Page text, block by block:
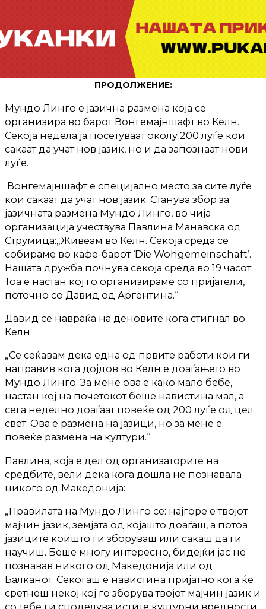
ПРОДОЛЖЕНИЕ:
Мундо Линго е јазична размена која се
организира во барот Вонгемајншафт во Келн.
Секоја недела ја посетуваат околу 200 луѓе кои
сакаат да учат нов јазик, но и да запознаат нови
луѓе.
Вонгемајншафт е специјално место за сите луѓе
кои сакаат да учат нов јазик. Станува збор за
јазичната размена Мундо Линго, во чија
организација учествува Павлина Манавска од
Струмица:„Живеам во Келн. Секоја среда се
собираме во кафе-барот ‘Die Wohgemeinschaft’.
Нашата дружба почнува секоја среда во 19 часот.
Тоа е настан кој го организираме со пријатели,
поточно со Давид од Аргентина.“
Давид се навраќа на деновите кога стигнал во
Келн:
„Се сеќавам дека една од првите работи кои ги
направив кога дојдов во Келн е доаѓањето во
Мундо Линго. За мене ова е како мало бебе,
настан кој на почетокот беше навистина мал, а
сега неделно доаѓаат повеќе од 200 луѓе од цел
свет. Ова е размена на јазици, но за мене е
повеќе размена на култури.“
Павлина, која е дел од организаторите на
средбите, вели дека кога дошла не познавала
никого од Македонија:
„Правилата на Мундо Линго се: најгоре е твојот
мајчин јазик, земјата од којашто доаѓаш, а потоа
јазиците коишто ги зборуваш или сакаш да ги
научиш. Беше многу интересно, бидејќи јас не
познавав никого од Македонија или од
Балканот. Секогаш е навистина пријатно кога ќе
сретнеш некој кој го зборува твојот мајчин јазик и
со тебе ги споделува истите културни вредности,